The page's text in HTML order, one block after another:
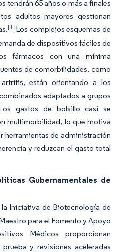
tendrán 65 años o más a finales
adultos mayores gestionan
[1]Los complejos esquemas de
de dispositivos fáciles de
fármacos con una mínima
de comorbilidades, como
están orientando a los
adaptados a grupos
gastos de bolsillo casi se
multimorbilidad, lo que motiva
herramientas de administración
y reduzcan el gasto total
Gubernamentales de
Iniciativa de Biotecnología de
para el Fomento y Apoyo
Médicos proporcionan
y revisiones aceleradas